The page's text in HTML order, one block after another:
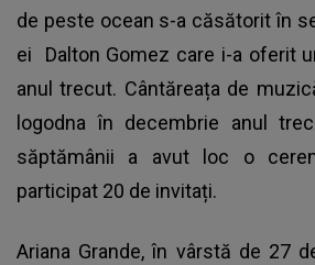
de peste ocean s-a căsătorit în
ei Dalton Gomez care i-a oferit
anul trecut. Cântăreața de
logodna în decembrie anul
săptămânii a avut loc o
participat 20 de invitați.
Ariana Grande, în vârstă de 27